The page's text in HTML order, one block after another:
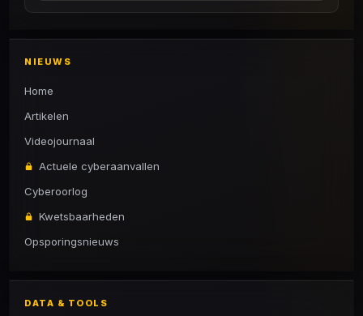
NIEUWS
Home
Artikelen
Videojournaal
Actuele cyberaanvallen
Cyberoorlog
Kwetsbaarheden
Opsporingsnieuws
DATA & TOOLS